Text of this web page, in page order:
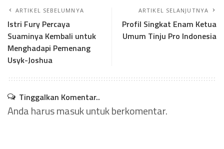
ARTIKEL SEBELUMNYA
Istri Fury Percaya
Suaminya Kembali untuk
Menghadapi Pemenang
Usyk-Joshua
ARTIKEL SELANJUTNYA
Profil Singkat Enam Ketua
Umum Tinju Pro Indonesia
Tinggalkan Komentar..
Anda harusmasukuntuk berkomentar.